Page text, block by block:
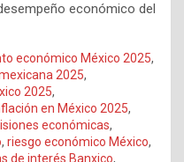
económico del
económico México 2025,
2025,
2025,
en México 2025,
económicas,
, riesgo económico México,
de interés Banxico,